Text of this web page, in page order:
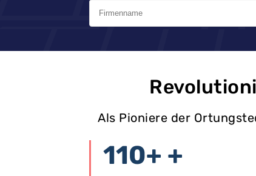
Als Pioniere der
110+ +